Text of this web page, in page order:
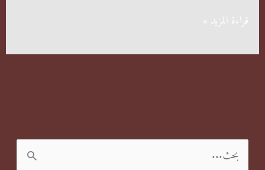
شركة
حشرات
قراءة المزيد »